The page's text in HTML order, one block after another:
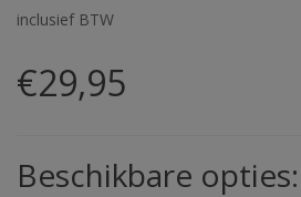
inclusief BTW
€29,95
Beschikbare opties: